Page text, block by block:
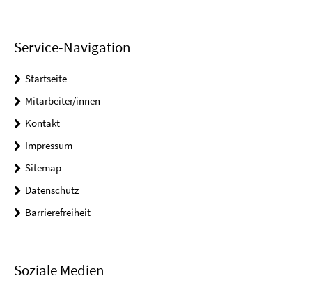
Service-Navigation
Startseite
Mitarbeiter/innen
Kontakt
Impressum
Sitemap
Datenschutz
Barrierefreiheit
Soziale Medien